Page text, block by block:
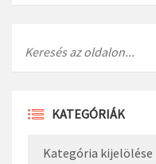
KATEGÓRIÁK